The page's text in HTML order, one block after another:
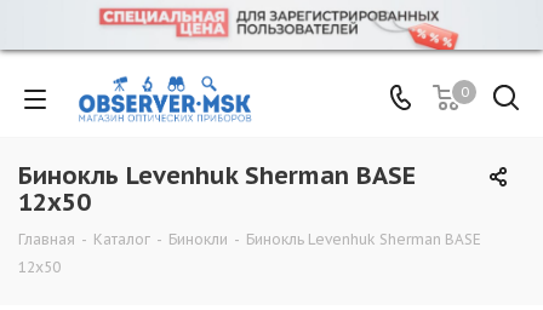
0
Бинокль Levenhuk Sherman BASE
12x50
Главная - Каталог - Бинокли - Бинокль Levenhuk Sherman BASE
12x50